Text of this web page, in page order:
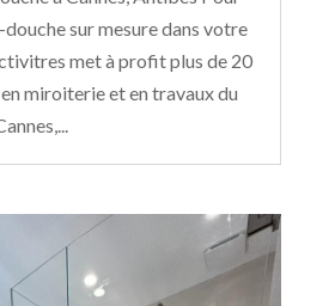
douche sur mesure dans votre
met à profit plus de 20
en miroiterie et en travaux du